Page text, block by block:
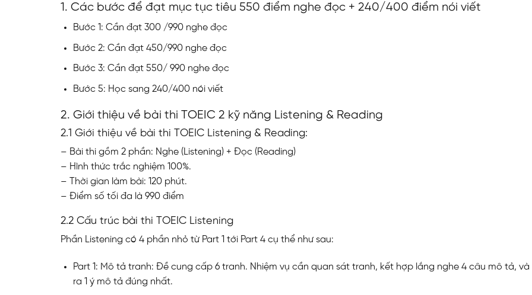
1. Các bước để đạt mục tục tiêu 550 điểm nghe đọc + 240/400 điểm nói viết
Bước 1: Cần đạt 300 /990 nghe đọc
Bước 2: Cần đạt 450/990 nghe đọc
Bước 3: Cần đạt 550/ 990 nghe đọc
Bước 5: Học sang 240/400 nói viết
2. Giới thiệu về bài thi TOEIC 2 kỹ năng Listening & Reading
2.1 Giới thiệu về bài thi TOEIC Listening & Reading:
– Bài thi gồm 2 phần: Nghe (Listening) + Đọc (Reading)
– Hình thức trắc nghiệm 100%.
– Thời gian làm bài: 120 phút.
– Điểm số tối đa là 990 điểm
2.2 Cấu trúc bài thi TOEIC Listening
Phần Listening có 4 phần nhỏ từ Part 1 tới Part 4 cụ thể như sau:
Part 1: Mô tả tranh: Đề cung cấp 6 tranh. Nhiệm vụ cần quan sát tranh, kết hợp lắng nghe 4 câu mô tả, và
ra 1 ý mô tả đúng nhất.